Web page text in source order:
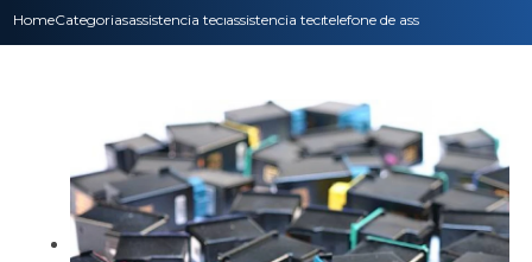
HomeCategoriasassistencia tecnicaassistencia tecnica epsontelefone de assistencia tecnica